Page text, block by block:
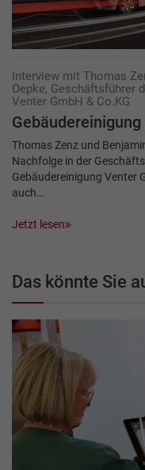
Interview mit Thomas
Oepke, Geschäftsführer
Venter GmbH & Co.KG
Thomas Zenz und
Nachfolge in der
Gebäudereinigung Venter
auch…
Jetzt lesen
Das könnte Sie